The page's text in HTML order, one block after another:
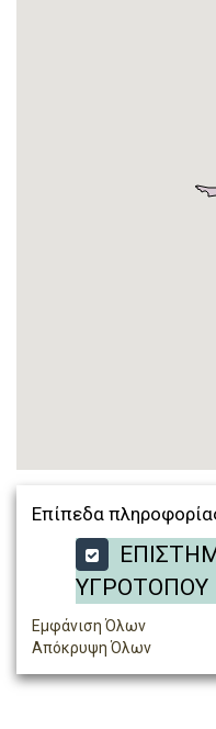
Επίπεδα
ΥΓΡΟΤΟΠΟΥ
Εμφάνιση Όλων
Απόκρυψη Όλων